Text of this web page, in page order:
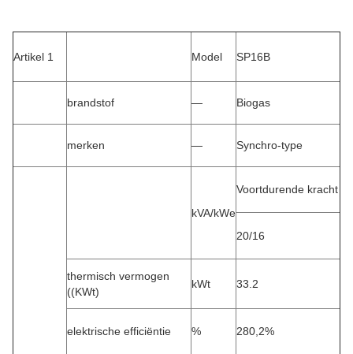
Artikel 1 Model SP16B
brandstof — Biogas
merken — Synchro-type
kVA/kWe
Voortdurende kracht
20/16
thermisch vermogen
((KWt)
kWt 33.2
elektrische efficiëntie % 280,2%